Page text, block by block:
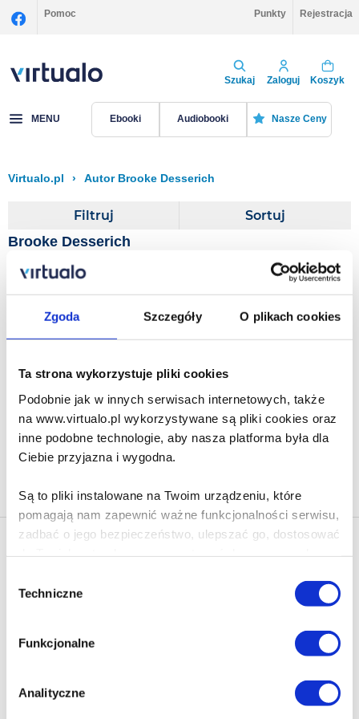
Zgoda Szczegóły O plikach cookies
Ta strona wykorzystuje pliki cookies
Podobnie jak w innych serwisach internetowych, także
na www.virtualo.pl wykorzystywane są pliki cookies oraz
inne podobne technologie, aby nasza platforma była dla
Ciebie przyjazna i wygodna.
Są to pliki instalowane na Twoim urządzeniu, które
pomagają nam zapewnić ważne funkcjonalności serwisu,
zadbać o jego bezpieczeństwo, ulepszać go, dostosować
Poza plikami, które są nam niezbędne do prawidłowego
i bezpiecznego działania serwisu - są także takie, które
wymagają Twojej zgody.
Każda udzielona zgoda poprawi Twoje doświadczenia
zgody
Techniczne
Funkcjonalne
Analityczne
Pomoc Punkty Rejestracja
Szukaj Zaloguj Koszyk
MENU Ebooki Audiobooki Nasze Ceny
Virtualo.pl › Autor Brooke Desserich
Filtruj Sortuj
Brooke Desserich
Notes Left Behind
Keith Desserich Brooke Desserich
Na prezent
marketingowych dotyczących virtualo.pl oraz partnerów biznesowych
Virtualo.
Polityce Prywatności
Wycofanie zgody nie wpływa na zgodność z prawem przetwarzania